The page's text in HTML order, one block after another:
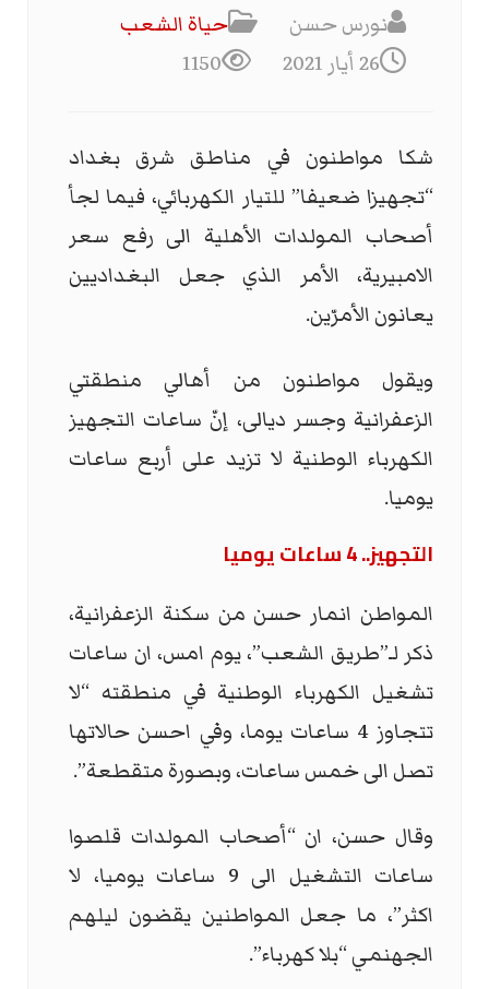
نورس حسن
حياة الشعب
26 أيار 2021
1150
شكا مواطنون في مناطق شرق بغداد
“تجهيزا ضعيفا” للتيار الكهربائي، فيما لجأ
أصحاب المولدات الأهلية الى رفع سعر
الامبيرية، الأمر الذي جعل البغداديين
يعانون الأمرّين.
ويقول مواطنون من أهالي منطقتي
الزعفرانية وجسر ديالى، إنّ ساعات التجهيز
الكهرباء الوطنية لا تزيد على أربع ساعات
يوميا.
التجهيز.. 4 ساعات يوميا
المواطن انمار حسن من سكنة الزعفرانية،
ذكر لـ”طريق الشعب”، يوم امس، ان ساعات
تشغيل الكهرباء الوطنية في منطقته “لا
تتجاوز 4 ساعات يوما، وفي احسن حالاتها
تصل الى خمس ساعات، وبصورة متقطعة”.
وقال حسن، ان “أصحاب المولدات قلصوا
ساعات التشغيل الى 9 ساعات يوميا، لا
اكثر”، ما جعل المواطنين يقضون ليلهم
الجهنمي “بلا كهرباء”.